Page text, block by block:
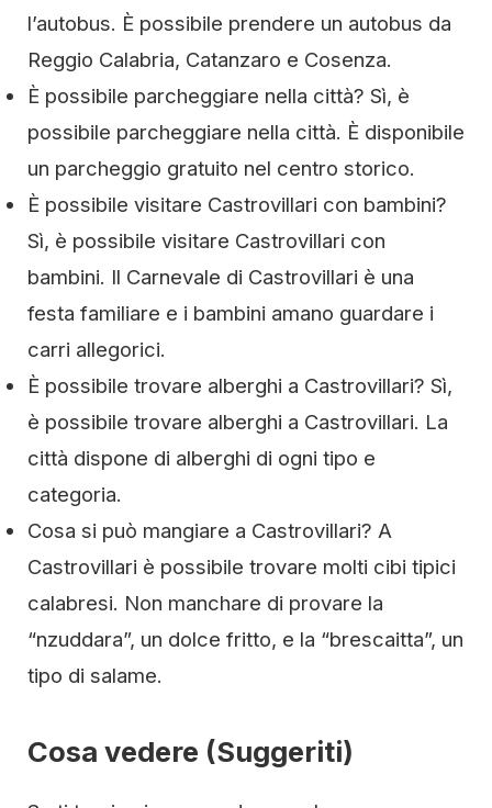
l’autobus. È possibile prendere un autobus da
Reggio Calabria, Catanzaro e Cosenza.
È possibile parcheggiare nella città? Sì, è
possibile parcheggiare nella città. È disponibile
un parcheggio gratuito nel centro storico.
È possibile visitare Castrovillari con bambini?
Sì, è possibile visitare Castrovillari con
bambini. Il Carnevale di Castrovillari è una
festa familiare e i bambini amano guardare i
carri allegorici.
È possibile trovare alberghi a Castrovillari? Sì,
è possibile trovare alberghi a Castrovillari. La
città dispone di alberghi di ogni tipo e
categoria.
Cosa si può mangiare a Castrovillari? A
Castrovillari è possibile trovare molti cibi tipici
calabresi. Non manchare di provare la
“nzuddara”, un dolce fritto, e la “brescaitta”, un
tipo di salame.
Cosa vedere (Suggeriti)